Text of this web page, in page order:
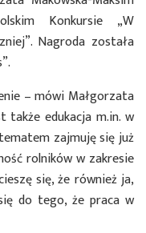
Konkursie „W
Nagroda została
– mówi Małgorzata
także edukacja m.in. w
zajmuję się już
rolników w zakresie
się, że również ja,
do tego, że praca w